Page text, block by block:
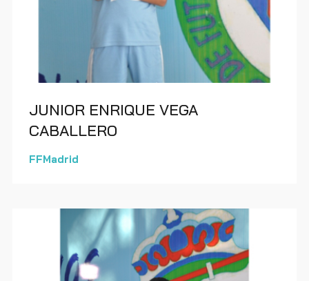
JUNIOR ENRIQUE VEGA
CABALLERO
FFMadrid